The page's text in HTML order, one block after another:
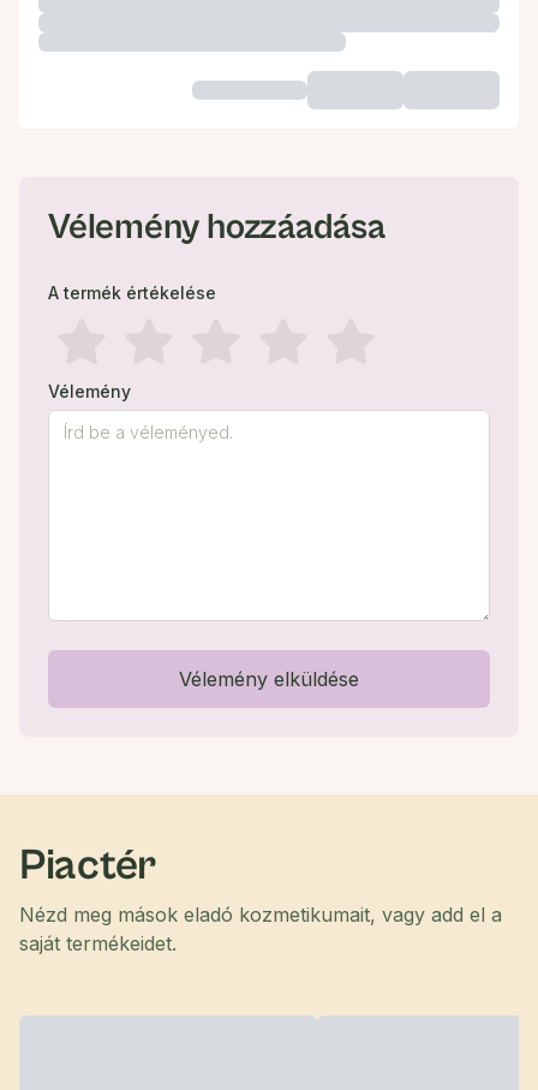
Vélemény hozzáadása
A termék értékelése
Vélemény
Vélemény elküldése
Piactér
Nézd meg mások eladó kozmetikumait, vagy add el a
saját termékeidet.